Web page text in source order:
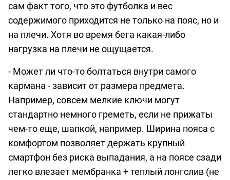
сам факт того, что это футболка и вес
содержимого приходится не только на пояс, но и
на плечи. Хотя во время бега какая-либо
нагрузка на плечи не ощущается.
- Может ли что-то болтаться внутри самого
кармана - зависит от размера предмета.
Например, совсем мелкие ключи могут
стандартно немного греметь, если не прижаты
чем-то еще, шапкой, например. Ширина пояса с
комфортом позволяет держать крупный
смартфон без риска выпадания, а на поясе сзади
легко влезает мембранка + теплый лонгслив (не